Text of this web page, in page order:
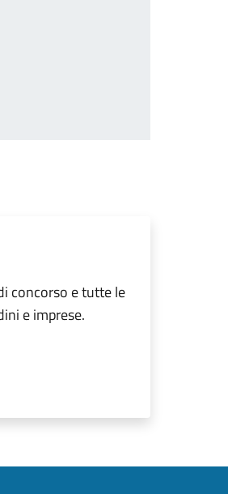
concorso e tutte le
e imprese.